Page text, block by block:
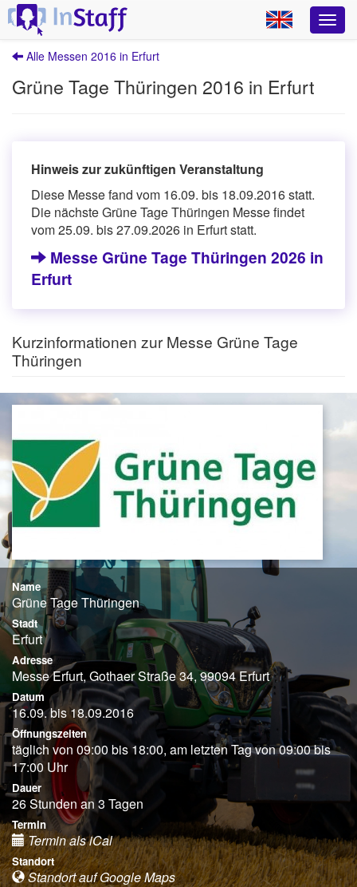
Alle Messen 2016 in Erfurt
Grüne Tage Thüringen 2016 in Erfurt
Hinweis zur zukünftigen Veranstaltung
Diese Messe fand vom 16.09. bis 18.09.2016 statt.
Die nächste Grüne Tage Thüringen Messe findet
vom 25.09. bis 27.09.2026 in Erfurt statt.
Messe Grüne Tage Thüringen 2026 in
Erfurt
Kurzinformationen zur Messe Grüne Tage
Thüringen
Name
Grüne Tage Thüringen
Stadt
Erfurt
Adresse
Messe Erfurt, Gothaer Straße 34, 99094 Erfurt
Datum
16.09. bis 18.09.2016
Öffnungszeiten
täglich von 09:00 bis 18:00, am letzten Tag von 09:00 bis
17:00 Uhr
Dauer
26 Stunden an 3 Tagen
Termin
Termin als iCal
Standort
Standort auf Google Maps